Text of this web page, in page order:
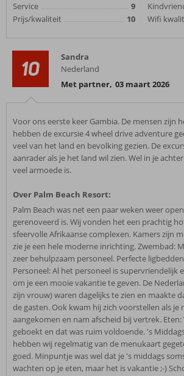
Service
9
Prijs/kwaliteit
10
Wifi
10
Sandra
Nederland
Met partner, 03 maart 2026
Voor ons eerste keer Gambia. De mensen zijn
hebben de excursie 4 wheel drive adventure
veel van het land en bevolking gezien. De
aanrader als je het land wil zien. Wel in je
veel armoede is.
Over Palm Beach Resort:
Palm Beach was net een paar weken weer
gerenoveerd is. Wij vonden het een prachtig
sfeervolle Afrikaanse complexen. Kamers zijn
zie je een hele moderne inrichting. Zwembad:
zeer behulpzaam personeel. Perfecte
Personeel: Al het personeel is supervriendelijk
om je een mooie vakantie te geven. De
zijn vrouw) waren dagelijks te zien en maakte
de gasten. Ook kwam hij zich voorstellen als je
aangekomen en nam afscheid bij vertrek.
geboekt en dat was ruim voldoende. 's
hebben wij regelmatig van de menukaart
goed. Minpuntje was wel dat je 's middags
wachten op je eten, maar het is vakantie ;-)